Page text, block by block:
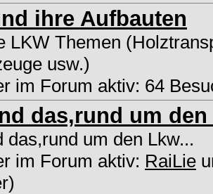
ihre Aufbauten
LKW Themen
usw.)
im Forum aktiv: 64
das,rund um den
das,rund um den Lkw...
im Forum aktiv: RaiLie